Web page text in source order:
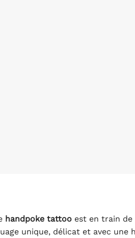
handpoke tattoo est en train de
unique, délicat et avec une